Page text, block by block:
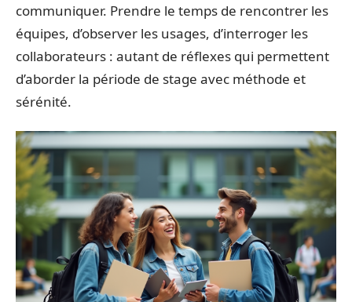
communiquer. Prendre le temps de rencontrer les
équipes, d’observer les usages, d’interroger les
collaborateurs : autant de réflexes qui permettent
d’aborder la période de stage avec méthode et
sérénité.